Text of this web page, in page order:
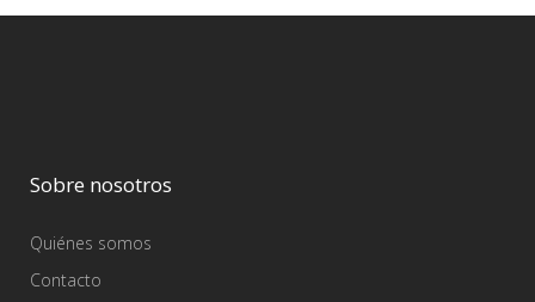
Sobre nosotros
Quiénes somos
Contacto